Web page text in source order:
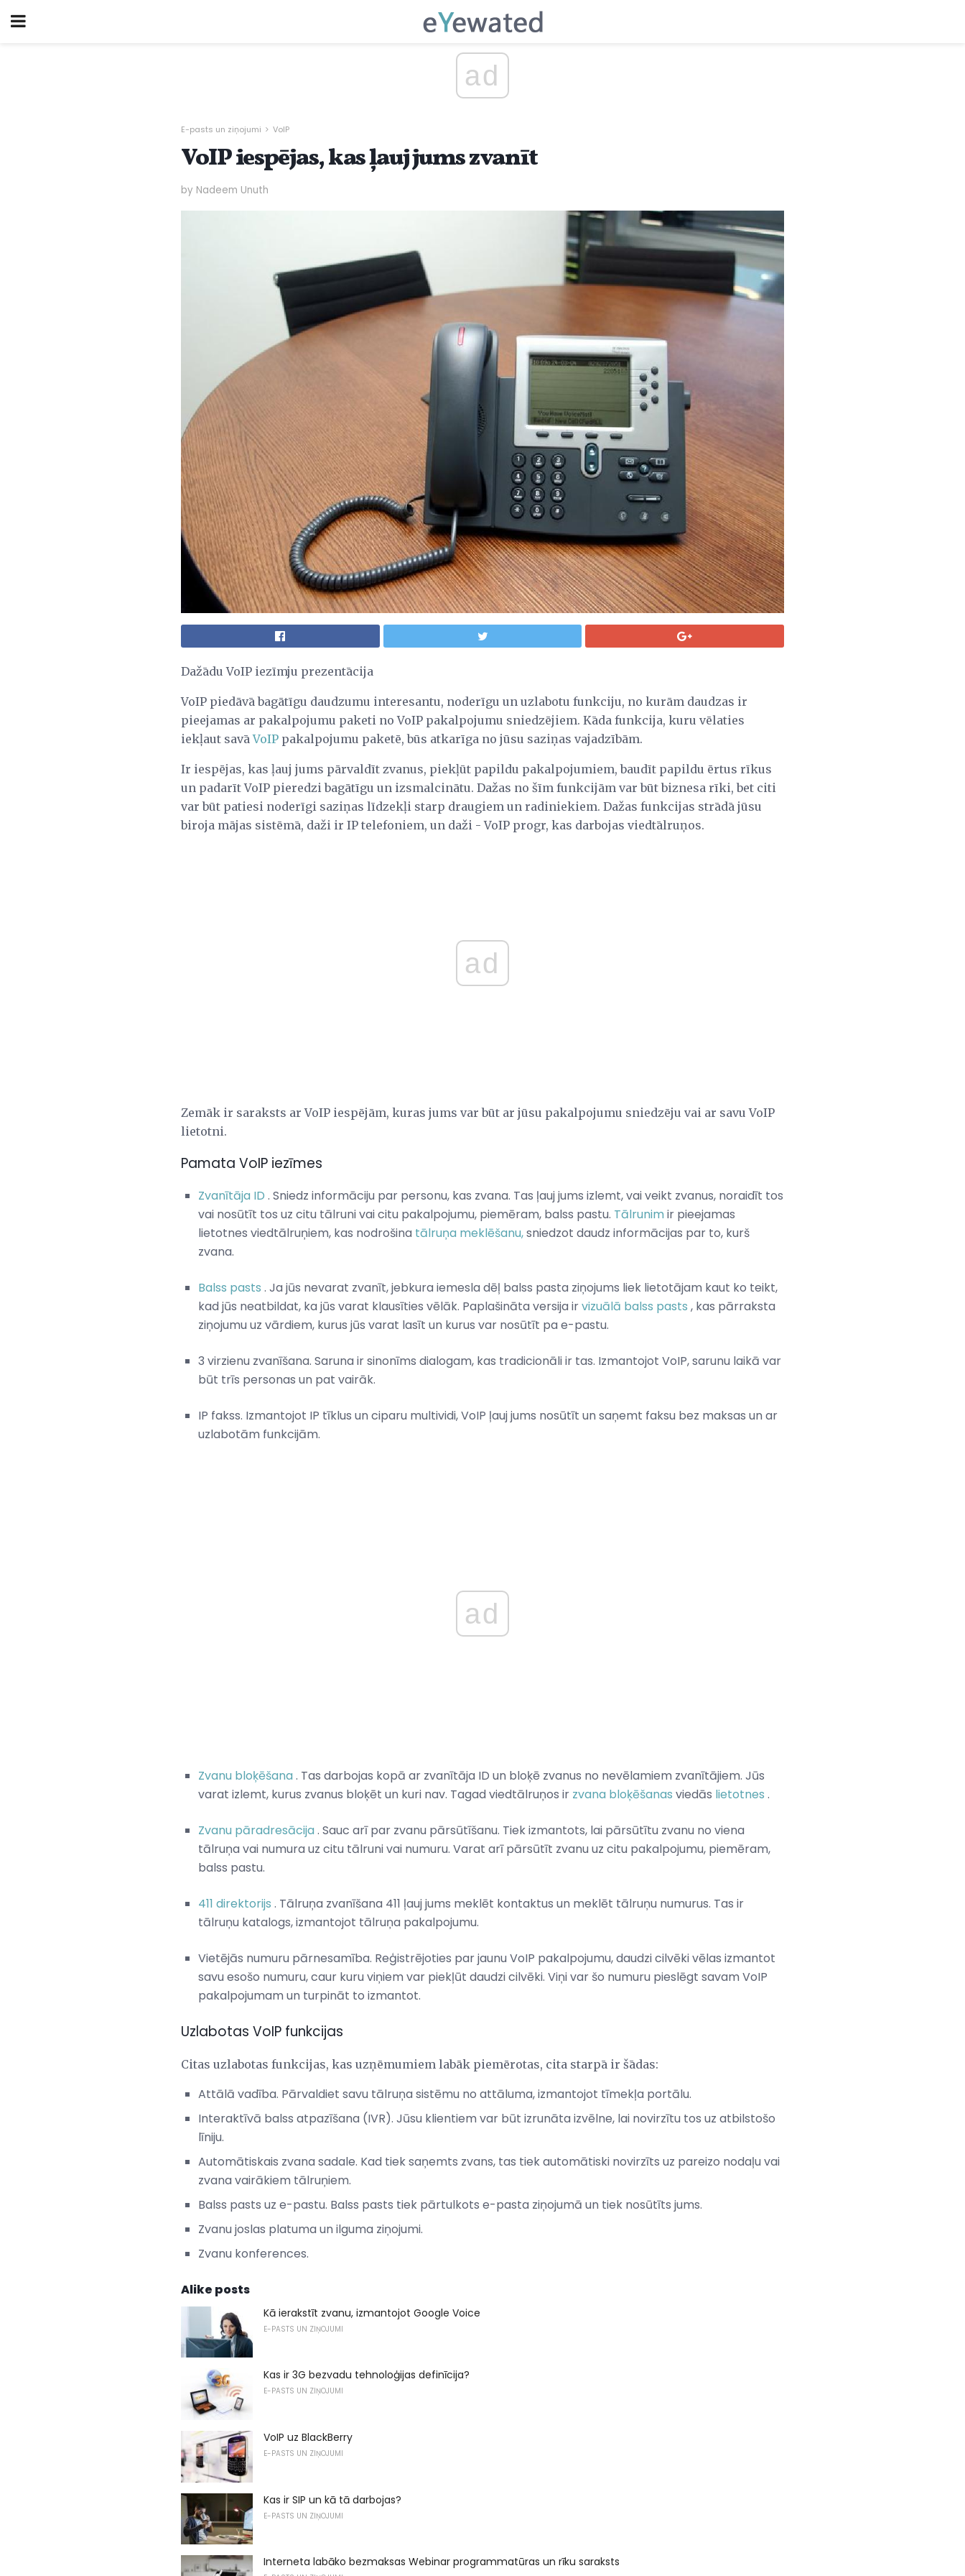
ad
E-pasts un ziņojumi VoIP
VoIP iespējas, kas ļauj jums zvanīt
by Nadeem Unuth
Dažādu VoIP iezīmju prezentācija
VoIP piedāvā bagātīgu daudzumu interesantu, noderīgu un uzlabotu funkciju, no kurām daudzas ir
pieejamas ar pakalpojumu paketi no VoIP pakalpojumu sniedzējiem. Kāda funkcija, kuru vēlaties
iekļaut savāVoIP pakalpojumu paketē, būs atkarīga no jūsu saziņas vajadzībām.
Ir iespējas, kas ļauj jums pārvaldīt zvanus, piekļūt papildu pakalpojumiem, baudīt papildu ērtus rīkus
un padarīt VoIP pieredzi bagātīgu un izsmalcinātu. Dažas no šīm funkcijām var būt biznesa rīki, bet citi
var būt patiesi noderīgi saziņas līdzekļi starp draugiem un radiniekiem. Dažas funkcijas strādā jūsu
biroja mājas sistēmā, daži ir IP telefoniem, un daži - VoIP progr, kas darbojas viedtālruņos.
ad
Zemāk ir saraksts ar VoIP iespējām, kuras jums var būt ar jūsu pakalpojumu sniedzēju vai ar savu VoIP
lietotni.
Pamata VoIP iezīmes
Zvanītāja ID . Sniedz informāciju par personu, kas zvana. Tas ļauj jums izlemt, vai veikt zvanus, noraidīt tos
vai nosūtīt tos uz citu tālruni vai citu pakalpojumu, piemēram, balss pastu. Tālrunimir pieejamas
lietotnes viedtālruņiem, kas nodrošina tālruņa meklēšanu,sniedzot daudz informācijas par to, kurš
zvana.
Balss pasts . Ja jūs nevarat zvanīt, jebkura iemesla dēļ balss pasta ziņojums liek lietotājam kaut ko teikt,
kad jūs neatbildat, ka jūs varat klausīties vēlāk. Paplašināta versija irvizuālā balss pasts , kas pārraksta
ziņojumu uz vārdiem, kurus jūs varat lasīt un kurus var nosūtīt pa e-pastu.
3 virzienu zvanīšana. Saruna ir sinonīms dialogam, kas tradicionāli ir tas. Izmantojot VoIP, sarunu laikā var
būt trīs personas un pat vairāk.
IP fakss. Izmantojot IP tīklus un ciparu multividi, VoIP ļauj jums nosūtīt un saņemt faksu bez maksas un ar
uzlabotām funkcijām.
ad
Zvanu bloķēšana. Tas darbojas kopā ar zvanītāja ID un bloķē zvanus no nevēlamiem zvanītājiem. Jūs
varat izlemt, kurus zvanus bloķēt un kuri nav. Tagad viedtālruņos ir zvana bloķēšanas viedās lietotnes .
Zvanu pāradresācija. Sauc arī par zvanu pārsūtīšanu. Tiek izmantots, lai pārsūtītu zvanu no viena
tālruņa vai numura uz citu tālruni vai numuru. Varat arī pārsūtīt zvanu uz citu pakalpojumu, piemēram,
balss pastu.
411 direktorijs . Tālruņa zvanīšana 411 ļauj jums meklēt kontaktus un meklēt tālruņu numurus. Tas ir
tālruņu katalogs, izmantojot tālruņa pakalpojumu.
Vietējās numuru pārnesamība. Reģistrējoties par jaunu VoIP pakalpojumu, daudzi cilvēki vēlas izmantot
savu esošo numuru, caur kuru viņiem var piekļūt daudzi cilvēki. Viņi var šo numuru pieslēgt savam VoIP
pakalpojumam un turpināt to izmantot.
Uzlabotas VoIP funkcijas
Citas uzlabotas funkcijas, kas uzņēmumiem labāk piemērotas, cita starpā ir šādas:
Attālā vadība. Pārvaldiet savu tālruņa sistēmu no attāluma, izmantojot tīmekļa portālu.
Interaktīvā balss atpazīšana (IVR). Jūsu klientiem var būt izrunāta izvēlne, lai novirzītu tos uz atbilstošo
līniju.
Automātiskais zvana sadale. Kad tiek saņemts zvans, tas tiek automātiski novirzīts uz pareizo nodaļu vai
zvana vairākiem tālruņiem.
Balss pasts uz e-pastu. Balss pasts tiek pārtulkots e-pasta ziņojumā un tiek nosūtīts jums.
Zvanu joslas platuma un ilguma ziņojumi.
Zvanu konferences.
Alike posts
Kā ierakstīt zvanu, izmantojot Google Voice
E-PASTS UN ZIŅOJUMI
Kas ir 3G bezvadu tehnoloģijas definīcija?
E-PASTS UN ZIŅOJUMI
VoIP uz BlackBerry
E-PASTS UN ZIŅOJUMI
Kas ir SIP un kā tā darbojas?
E-PASTS UN ZIŅOJUMI
Interneta labāko bezmaksas Webinar programmatūras un rīku saraksts